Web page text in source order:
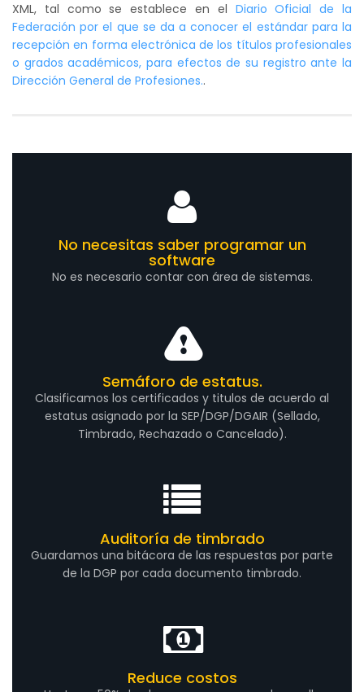
XML, tal como se establece en el Diario Oficial de la
Federación por el que se da a conocer el estándar para la
recepción en forma electrónica de los títulos profesionales
o grados académicos, para efectos de su registro ante la
Dirección General de Profesiones..
No necesitas saber programar un
software
No es necesario contar con área de sistemas.
Semáforo de estatus.
Clasificamos los certificados y titulos de acuerdo al
estatus asignado por la SEP/DGP/DGAIR (Sellado,
Timbrado, Rechazado o Cancelado).
Auditoría de timbrado
Guardamos una bitácora de las respuestas por parte
de la DGP por cada documento timbrado.
Reduce costos